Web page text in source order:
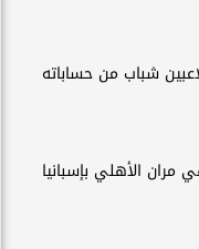
يستبعد 4 لاعبين شباب من حساباته
الأهلي بإسبانيا